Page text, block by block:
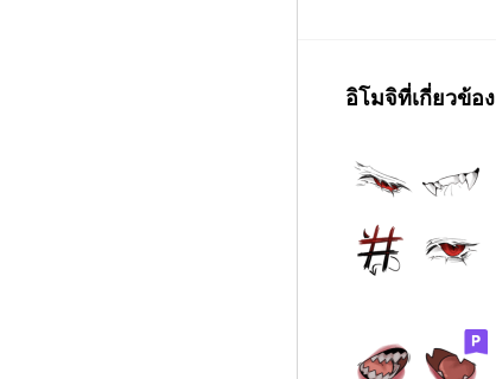
อิโมจิที่เกี่ยวข้อง